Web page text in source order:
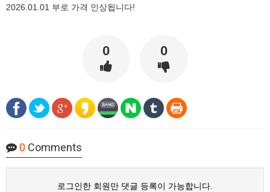
2026.01.01 부로 가격 인상됩니다!
0 0
0 Comments
로그인한 회원만 댓글 등록이 가능합니다.